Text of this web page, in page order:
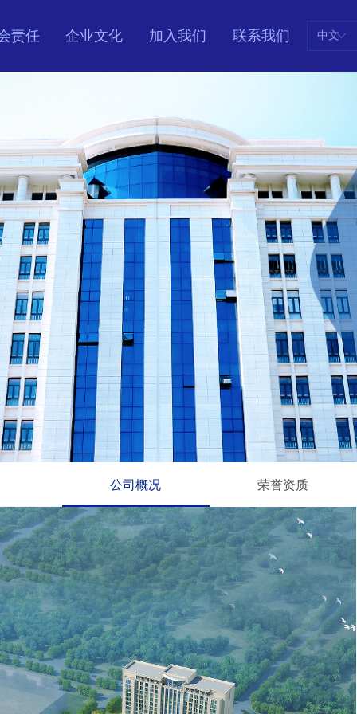
责任 企业文化 加入我们 联系我们 ꀅ
中文
公司概况 荣誉资质